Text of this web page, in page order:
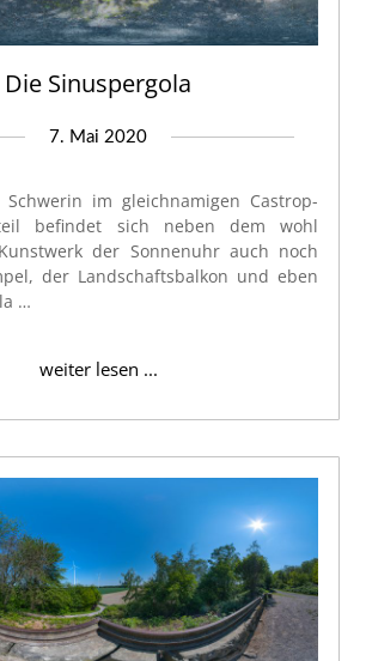
Die Sinuspergola
7. Mai 2020
im gleichnamigen Castrop-
befindet sich neben dem wohl
der Sonnenuhr auch noch
der Landschaftsbalkon und eben
…
weiter lesen ...